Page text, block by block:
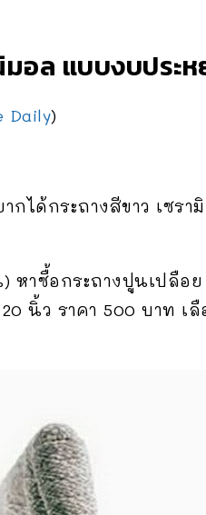
อล แบบงบประ
Daily)
ได้กระถางสีขาว เซร
าซื้อกระถางปูนเปลือย
นิ้ว ราคา 500 บาท เ